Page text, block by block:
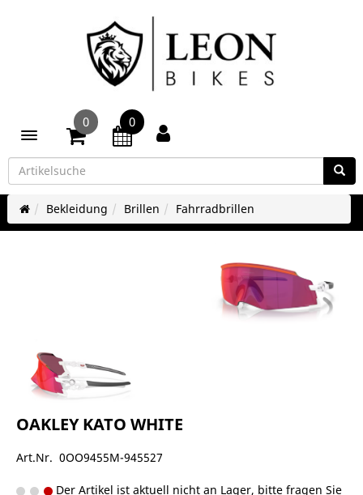
Toggle navigation
0 0
Bekleidung Brillen Fahrradbrillen
OAKLEY KATO WHITE
Art.Nr. 0OO9455M-945527
Der Artikel ist aktuell nicht an Lager, bitte fragen Sie